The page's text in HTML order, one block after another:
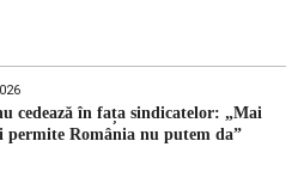
cedează în fața sindicatelor: „Mai
permite România nu putem da”